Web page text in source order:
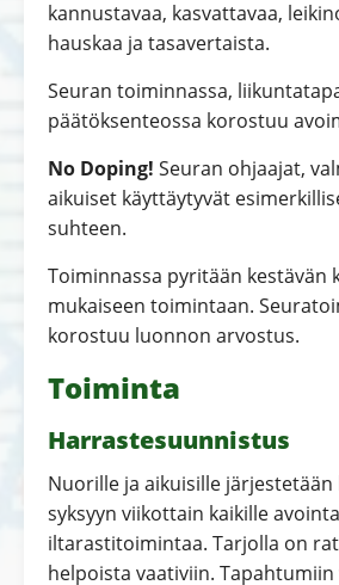
kannustavaa, kasvattavaa,
hauskaa ja tasavertaista.
Seuran toiminnassa,
päätöksenteossa korostuu
No Doping! Seuran ohjaajat,
aikuiset käyttäytyvät
suhteen.
Toiminnassa pyritään kestävän
mukaiseen toimintaan.
korostuu luonnon arvostus.
Toiminta
Harrastesuunnistus
Nuorille ja aikuisille järjestetään
syksyyn viikottain kaikille avointa
iltarastitoimintaa. Tarjolla on
helpoista vaativiin.